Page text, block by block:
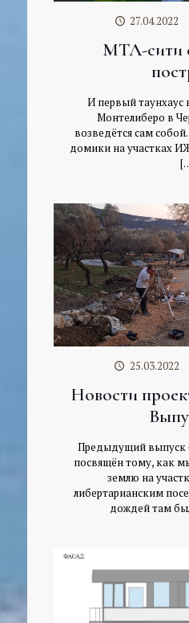
27.04.2022
МТЛ-сити
И первый таунхаус
Монтелиберо в
возведётся сам
домики на участках
25.03.2022
Новости
Предыдущий выпуск
посвящён тому, как
землю на
либертарианским
дождей там